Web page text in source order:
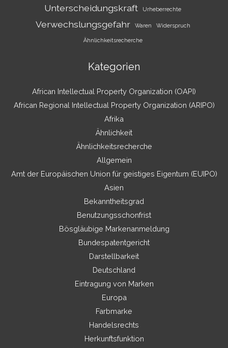
Unterscheidungskraft Urheberrechte
Verwechslungsgefahr Waren Widerspruch
Ähnlichkeitsrecherche
Kategorien
African Intellectual Property Organization (OAPI)
African Regional Intellectual Property Organization (ARIPO)
Afrika
Ähnlichkeit
Ähnlichkeitsrecherche
Allgemein
Amt der Europäischen Union für geistiges Eigentum (EUIPO)
Asien
Bekanntheitsgrad
Benutzungsschonfrist
Bösgläubige Markenanmeldung
Bundespatentgericht
Darstellbarkeit
Deutschland
Eintragung von Marken
Europa
Farbmarke
Handelsrechts
Herkunftsfunktion